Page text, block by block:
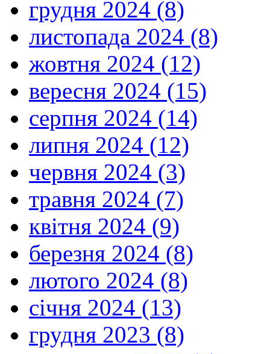
грудня 2024 (8)
листопада 2024 (8)
жовтня 2024 (12)
вересня 2024 (15)
серпня 2024 (14)
липня 2024 (12)
червня 2024 (3)
травня 2024 (7)
квітня 2024 (9)
березня 2024 (8)
лютого 2024 (8)
січня 2024 (13)
грудня 2023 (8)